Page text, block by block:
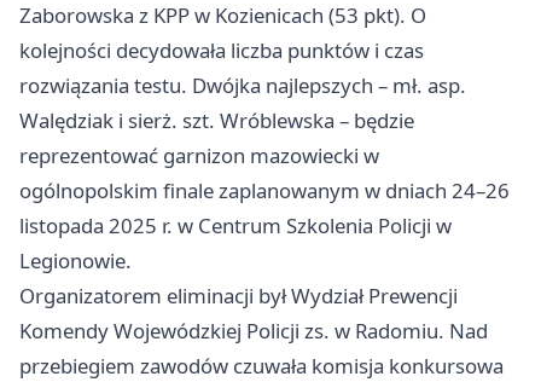
Zaborowska z KPP w Kozienicach (53 pkt). O
kolejności decydowała liczba punktów i czas
rozwiązania testu. Dwójka najlepszych – mł. asp.
Walędziak i sierż. szt. Wróblewska – będzie
reprezentować garnizon mazowiecki w
ogólnopolskim finale zaplanowanym w dniach 24–26
listopada 2025 r. w Centrum Szkolenia Policji w
Legionowie.
Organizatorem eliminacji był Wydział Prewencji
Komendy Wojewódzkiej Policji zs. w Radomiu. Nad
przebiegiem zawodów czuwała komisja konkursowa